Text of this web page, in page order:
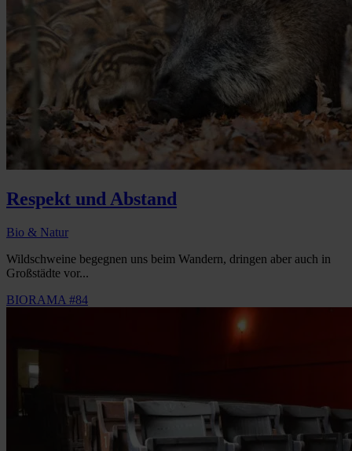
Respekt und Abstand
Bio & Natur
Wildschweine begegnen uns beim Wandern, dringen aber auch in
Großstädte vor...
BIORAMA #84